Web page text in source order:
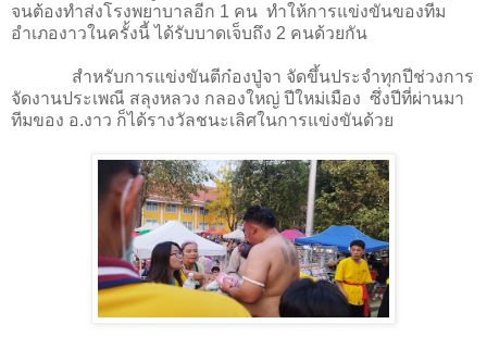
จนต้องทำส่งโรงพยาบาลอีก 1 คน ทำให้การแข่งขันของทีม
อำเภองาวในครั้งนี้ ได้รับบาดเจ็บถึง 2 คนด้วยกัน
สำหรับการแข่งขันตีก๋องปู่จา จัดขึ้นประจำทุกปีช่วงการ
จัดงานประเพณี สลุงหลวง กลองใหญ่ ปีใหม่เมือง ซึ่งปีที่ผ่านมา
ทีมของ อ.งาว ก็ได้รางวัลชนะเลิศในการแข่งขันด้วย